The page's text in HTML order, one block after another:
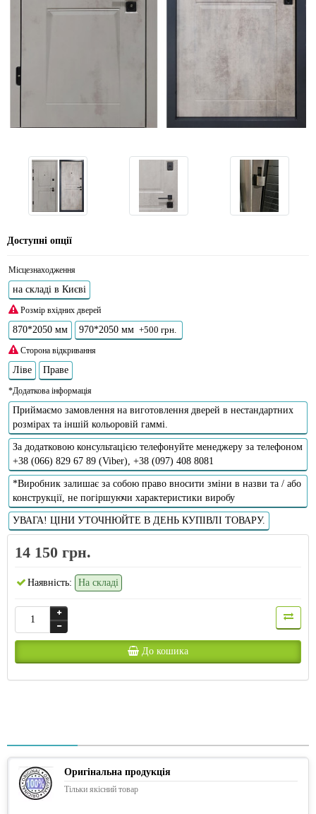
Доступні опції
Місцезнаходження
на складі в Києві
Розмір вхідних дверей
870*2050 мм 970*2050 мм +500 грн.
Сторона відкривання
Ліве Праве
*Додаткова інформація
Приймаємо замовлення на виготовлення дверей в нестандартних
розмірах та іншій кольоровій гаммі.
За додатковою консультацією телефонуйте менеджеру за телефоном
+38 (066) 829 67 89 (Viber), +38 (097) 408 8081
*Виробник залишає за собою право вносити зміни в назви та / або
конструкції, не погіршуючи характеристики виробу
УВАГА! ЦІНИ УТОЧНЮЙТЕ В ДЕНЬ КУПІВЛІ ТОВАРУ.
14 150 грн.
Наявність: На складі
До кошика
Оригінальна продукція
Тільки якісний товар